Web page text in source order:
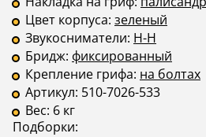
Цвет корпуса: зеленый
Звукосниматели: H-H
Бридж: фиксированный
Крепление грифа: на болтах
Артикул: 510-7026-533
Вес: 6 кг
Подборки: